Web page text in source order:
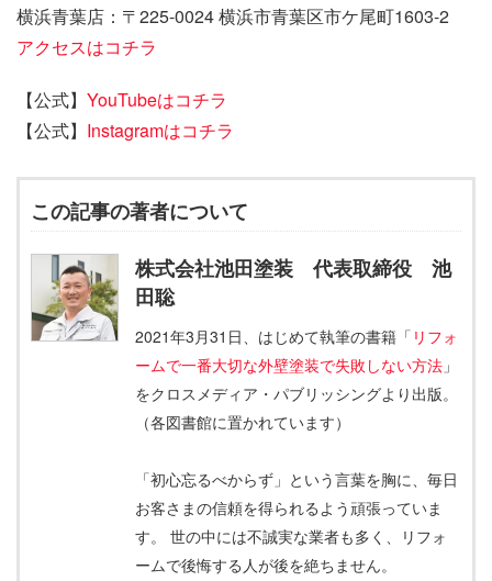
横浜青葉店：〒225-0024 横浜市青葉区市ケ尾町1603-2
アクセスはコチラ
【公式】 YouTubeはコチラ
【公式】 Instagramはコチラ
この記事の著者について
株式会社池田塗装 代表取締役 池
田聡
2021年3月31日、はじめて執筆の書籍「 リフォ
ームで一番大切な外壁塗装で失敗しない方法 」
をクロスメディア・パブリッシングより出版。
（各図書館に置かれています）
「初心忘るべからず」という言葉を胸に、毎日
お客さまの信頼を得られるよう頑張っていま
す。 世の中には不誠実な業者も多く、リフォ
ームで後悔する人が後を絶ちません。